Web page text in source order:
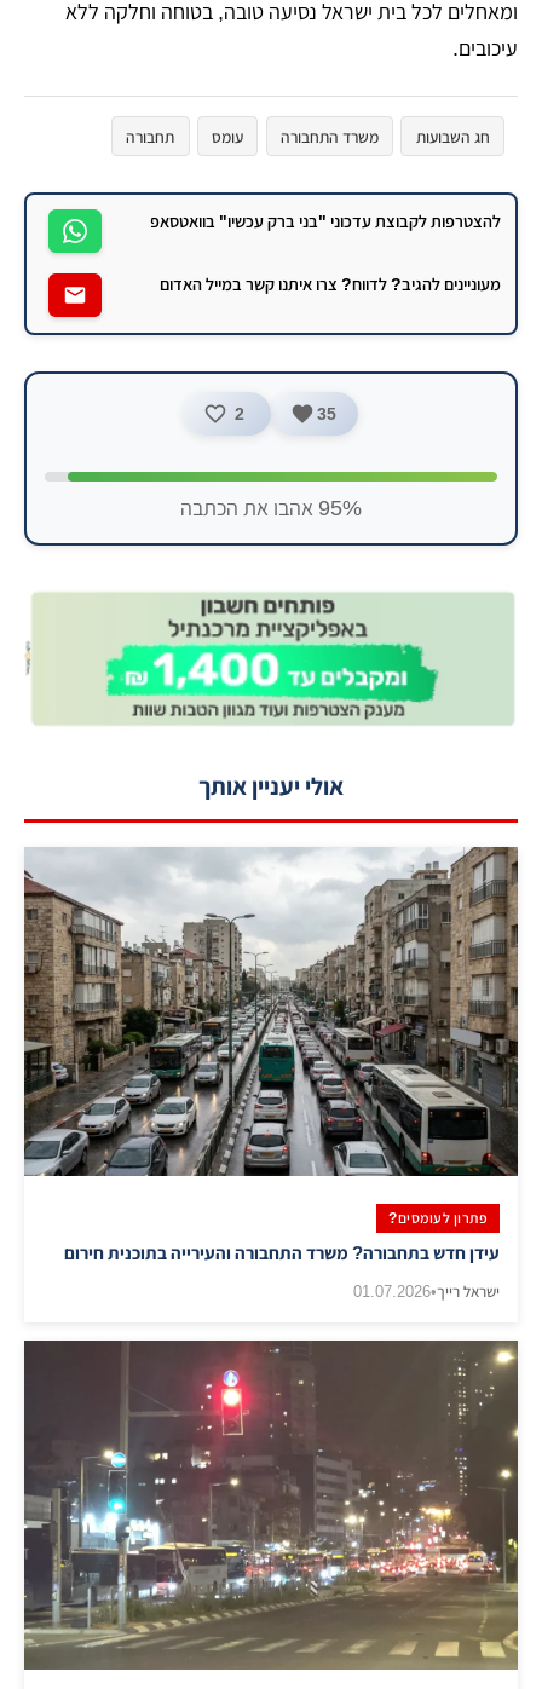
ומאחלים לכל בית ישראל נסיעה טובה, בטוחה וחלקה ללא
עיכובים.
חג השבועות משרד התחבורה עומס תחבורה
להצטרפות לקבוצת עדכוני "בני ברק עכשיו" בוואטסאפ
מעוניינים להגיב? לדווח? צרו איתנו קשר במייל האדום
35
2
95% אהבו את הכתבה
אולי יעניין אותך
פתרון לעומסים?
עידן חדש בתחבורה? משרד התחבורה והעירייה בתוכנית חירום
ישראל רייך•
01.07.2026